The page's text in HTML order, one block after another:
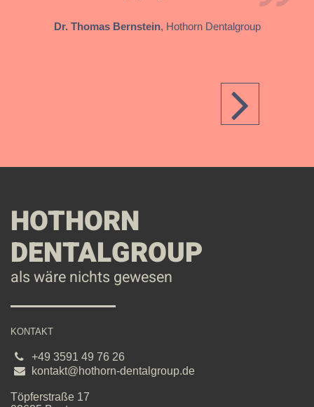
Dr. Thomas Bernstein, Hothorn Dentalgroup
HOTHORN
DENTALGROUP
als wäre nichts gewesen
KONTAKT
+49 3591 49 76 26
kontakt@hothorn-dentalgroup.de
Töpferstraße 17